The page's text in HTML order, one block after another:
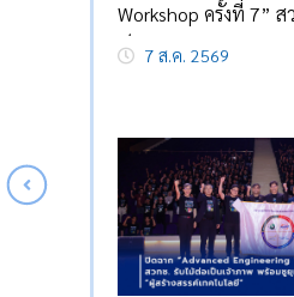
Workshop ครั้งที่ 7”
เป็นเจ้าภาพ พร้อมชูยุท
7 ส.ค. 2569